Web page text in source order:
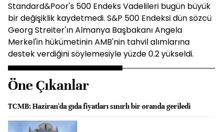
Standard&Poor's 500 Endeks Vadelileri bugün büyük
bir değişiklik kaydetmedi. S&P 500 Endeksi dün sözcü
Georg Streiter'ın Almanya Başbakanı Angela
Merkel'in hükümetinin AMB'nin tahvil alımlarına
destek verdiğini söylemesiyle yüzde 0.2 yükseldi.
Öne Çıkanlar
TCMB: Haziran'da gıda fiyatları sınırlı bir oranda geriledi